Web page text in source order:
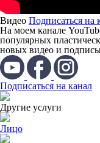
Видео Подписаться на
На моем канале
популярных
новых видео и
Подписаться на канал
Другие услуги
Лицо